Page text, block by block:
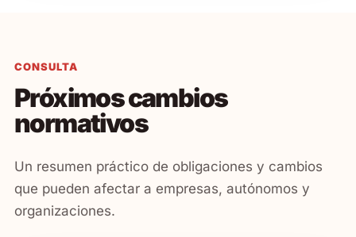
CONSULTA
Próximos cambios
normativos
Un resumen práctico de obligaciones y cambios
que pueden afectar a empresas, autónomos y
organizaciones.